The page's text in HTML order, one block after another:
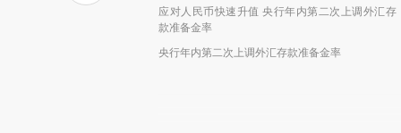
应对人民币快速升值 央行年内第二次上调外汇存
款准备金率
央行年内第二次上调外汇存款准备金率